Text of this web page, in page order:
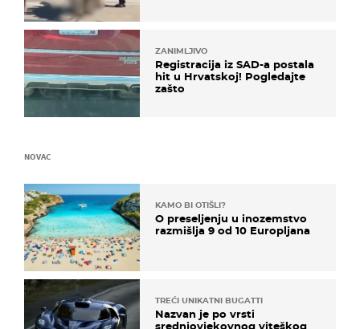
ZANIMLJIVO
Registracija iz SAD-a postala
hit u Hrvatskoj! Pogledajte
zašto
NOVAC
KAMO BI OTIŠLI?
O preseljenju u inozemstvo
razmišlja 9 od 10 Europljana
TREĆI UNIKATNI BUGATTI
Nazvan je po vrsti
srednjovjekovnog viteškog